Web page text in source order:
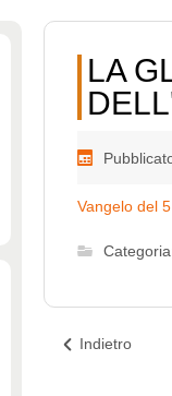
LA
Vangelo del
Indietro